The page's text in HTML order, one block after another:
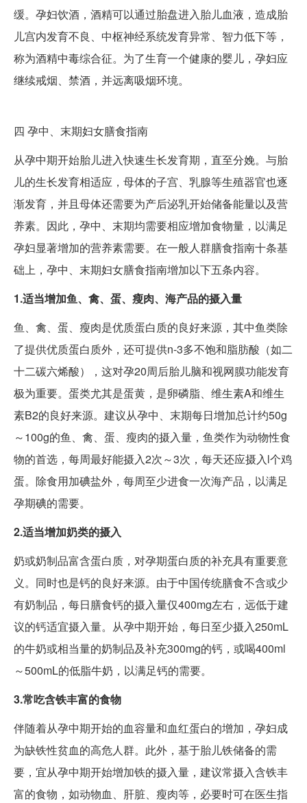
缓。孕妇饮酒，酒精可以通过胎盘进入胎儿血液，造成胎
儿宫内发育不良、中枢神经系统发育异常、智力低下等，
称为酒精中毒综合征。为了生育一个健康的婴儿，孕妇应
继续戒烟、禁酒，并远离吸烟环境。
四 孕中、末期妇女膳食指南
从孕中期开始胎儿进入快速生长发育期，直至分娩。与胎
儿的生长发育相适应，母体的子宫、乳腺等生殖器官也逐
渐发育，并且母体还需要为产后泌乳开始储备能量以及营
养素。因此，孕中、末期均需要相应增加食物量，以满足
孕妇显著增加的营养素需要。在一般人群膳食指南十条基
础上，孕中、末期妇女膳食指南增加以下五条内容。
1.适当增加鱼、禽、蛋、瘦肉、海产品的摄入量
鱼、禽、蛋、瘦肉是优质蛋白质的良好来源，其中鱼类除
了提供优质蛋白质外，还可提供n-3多不饱和脂肪酸（如二
十二碳六烯酸），这对孕20周后胎儿脑和视网膜功能发育
极为重要。蛋类尤其是蛋黄，是卵磷脂、维生素A和维生
素B2的良好来源。建议从孕中、末期每日增加总计约50g
～100g的鱼、禽、蛋、瘦肉的摄入量，鱼类作为动物性食
物的首选，每周最好能摄入2次～3次，每天还应摄入l个鸡
蛋。除食用加碘盐外，每周至少进食一次海产品，以满足
孕期碘的需要。
2.适当增加奶类的摄入
奶或奶制品富含蛋白质，对孕期蛋白质的补充具有重要意
义。同时也是钙的良好来源。由于中国传统膳食不含或少
有奶制品，每日膳食钙的摄入量仅400mg左右，远低于建
议的钙适宜摄入量。从孕中期开始，每日至少摄入250mL
的牛奶或相当量的奶制品及补充300mg的钙，或喝400ml
～500mL的低脂牛奶，以满足钙的需要。
3.常吃含铁丰富的食物
伴随着从孕中期开始的血容量和血红蛋白的增加，孕妇成
为缺铁性贫血的高危人群。此外，基于胎儿铁储备的需
要，宜从孕中期开始增加铁的摄入量，建议常摄入含铁丰
富的食物，如动物血、肝脏、瘦肉等，必要时可在医生指